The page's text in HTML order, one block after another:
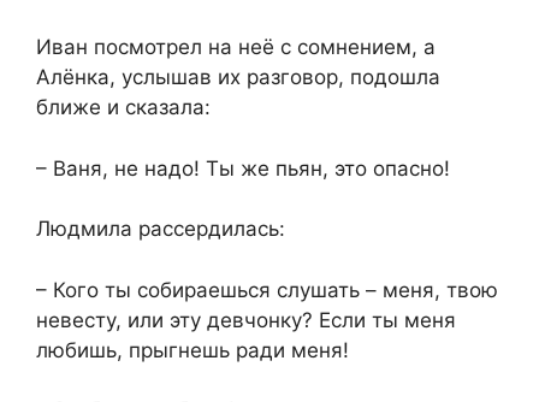
Иван посмотрел на неё с сомнением, а
Алёнка, услышав их разговор, подошла
ближе и сказала:
– Ваня, не надо! Ты же пьян, это опасно!
Людмила рассердилась:
– Кого ты собираешься слушать – меня, твою
невесту, или эту девчонку? Если ты меня
любишь, прыгнешь ради меня!